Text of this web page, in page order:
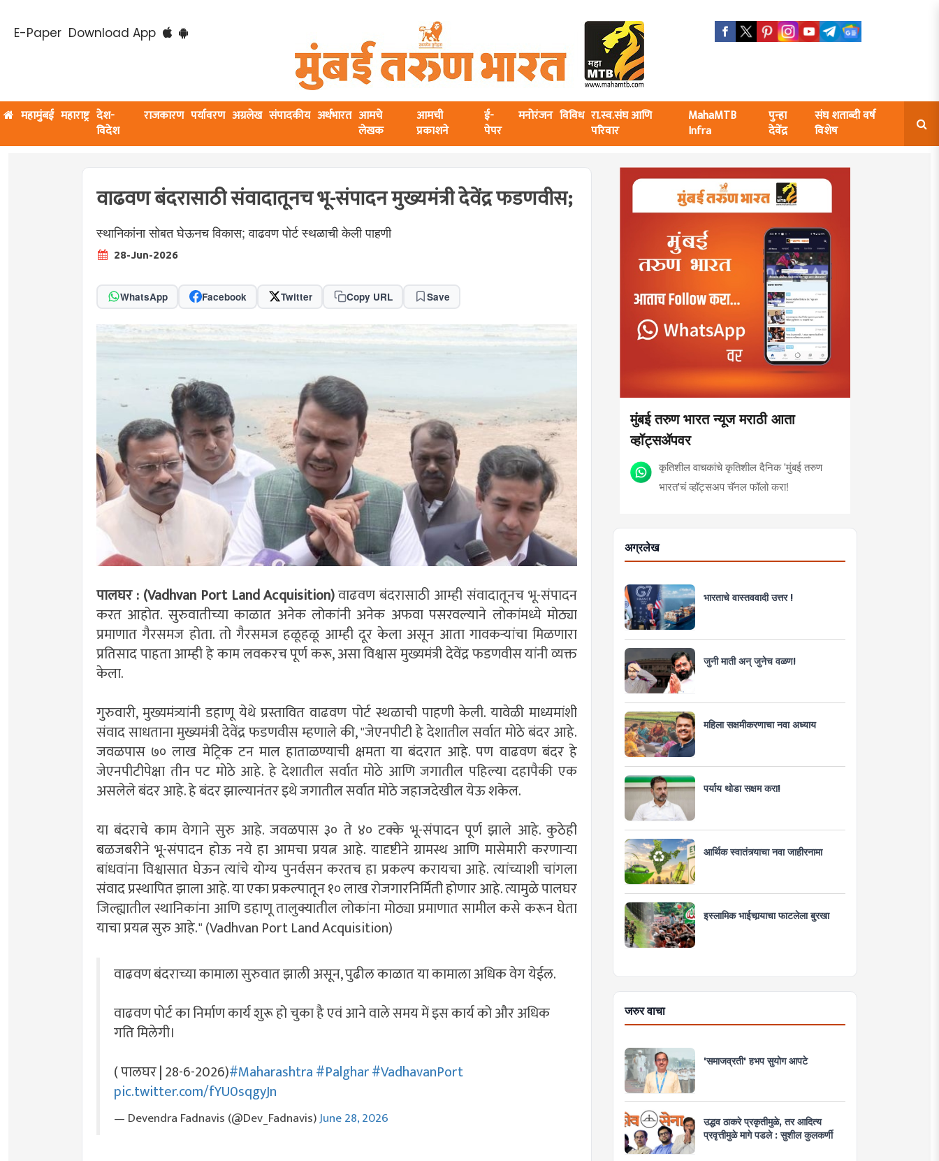
E-Paper Download App
महामुंबई महाराष्ट्र देश-
विदेश
राजकारण पर्यावरण अग्रलेख संपादकीय अर्थभारत आमचे
लेखक
आमची
प्रकाशने
ई-
पेपर
मनोरंजन विविध रा.स्व.संघ आणि
परिवार
MahaMTB
Infra
पुन्हा
देवेंद्र
संघ शताब्दी वर्ष
विशेष
वाढवण बंदरासाठी संवादातूनच भू-संपादन मुख्यमंत्री देवेंद्र फडणवीस;
स्थानिकांना सोबत घेऊनच विकास; वाढवण पोर्ट स्थळाची केली पाहणी
28-Jun-2026
WhatsApp Facebook Twitter Copy URL Save
पालघर : (Vadhvan Port Land Acquisition)वाढवण बंदरासाठी आम्ही संवादातूनच भू-संपादन
करत आहोत. सुरुवातीच्या काळात अनेक लोकांनी अनेक अफवा पसरवल्याने लोकांमध्ये मोठ्या
प्रमाणात गैरसमज होता. तो गैरसमज हळूहळू आम्ही दूर केला असून आता गावकऱ्यांचा मिळणारा
प्रतिसाद पाहता आम्ही हे काम लवकरच पूर्ण करू, असा विश्वास मुख्यमंत्री देवेंद्र फडणवीस यांनी व्यक्त
केला.
गुरुवारी, मुख्यमंत्र्यांनी डहाणू येथे प्रस्तावित वाढवण पोर्ट स्थळाची पाहणी केली. यावेळी माध्यमांशी
संवाद साधताना मुख्यमंत्री देवेंद्र फडणवीस म्हणाले की, "जेएनपीटी हे देशातील सर्वात मोठे बंदर आहे.
जवळपास ७० लाख मेट्रिक टन माल हाताळण्याची क्षमता या बंदरात आहे. पण वाढवण बंदर हे
जेएनपीटीपेक्षा तीन पट मोठे आहे. हे देशातील सर्वात मोठे आणि जगातील पहिल्या दहापैकी एक
असलेले बंदर आहे. हे बंदर झाल्यानंतर इथे जगातील सर्वात मोठे जहाजदेखील येऊ शकेल.
या बंदराचे काम वेगाने सुरु आहे. जवळपास ३० ते ४० टक्के भू-संपादन पूर्ण झाले आहे. कुठेही
बळजबरीने भू-संपादन होऊ नये हा आमचा प्रयत्न आहे. यादृष्टीने ग्रामस्थ आणि मासेमारी करणाऱ्या
बांधवांना विश्वासात घेऊन त्यांचे योग्य पुनर्वसन करतच हा प्रकल्प करायचा आहे. त्यांच्याशी चांगला
संवाद प्रस्थापित झाला आहे. या एका प्रकल्पातून १० लाख रोजगारनिर्मिती होणार आहे. त्यामुळे पालघर
जिल्ह्यातील स्थानिकांना आणि डहाणू तालुक्यातील लोकांना मोठ्या प्रमाणात सामील कसे करून घेता
याचा प्रयत्न सुरु आहे."(Vadhvan Port Land Acquisition)
वाढवण बंदराच्या कामाला सुरुवात झाली असून, पुढील काळात या कामाला अधिक वेग येईल.
वाढवण पोर्ट का निर्माण कार्य शुरू हो चुका है एवं आने वाले समय में इस कार्य को और अधिक
गति मिलेगी।
( पालघर | 28-6-2026)#Maharashtra#Palghar#VadhavanPort
pic.twitter.com/fYU0sqgyJn
— Devendra Fadnavis (@Dev_Fadnavis)June 28, 2026
मुंबई तरुण भारत न्यूज मराठी आता
व्हॉट्सॲपवर
कृतिशील वाचकांचे कृतिशील दैनिक 'मुंबई तरुण
भारत'चं व्हॉट्सअप चॅनल फॉलो करा!
अग्रलेख
भारताचे वास्तववादी उत्तर !
जुनी माती अन् जुनेच वळण!
महिला सक्षमीकरणाचा नवा अध्याय
पर्याय थोडा सक्षम करा!
आर्थिक स्वातंत्र्याचा नवा जाहीरनामा
इस्लामिक भाईचार्‍याचा फाटलेला बुरखा
जरुर वाचा
'समाजव्रती' हभप सुयोग आपटे
उद्धव ठाकरे प्रकृतीमुळे, तर आदित्य
प्रवृत्तीमुळे मागे पडले : सुशील कुलकर्णी